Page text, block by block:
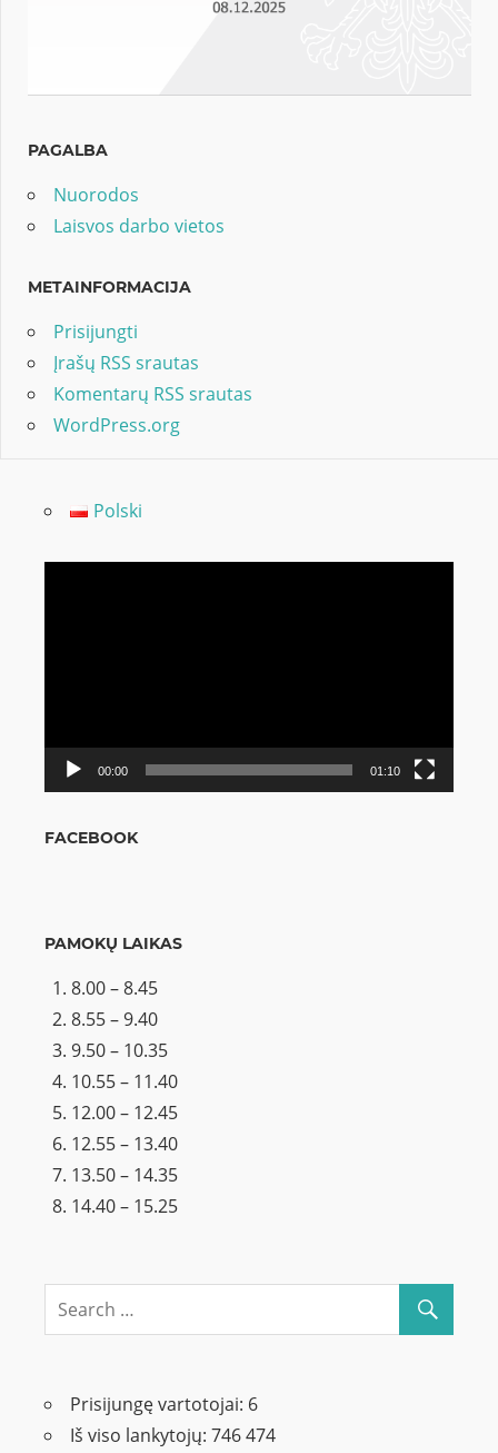
PAGALBA
Nuorodos
Laisvos darbo vietos
METAINFORMACIJA
Prisijungti
Įrašų RSS srautas
Komentarų RSS srautas
WordPress.org
Polski
00:00 01:10
FACEBOOK
PAMOKŲ LAIKAS
8.00 – 8.45
8.55 – 9.40
9.50 – 10.35
10.55 – 11.40
12.00 – 12.45
12.55 – 13.40
13.50 – 14.35
14.40 – 15.25
Prisijungę vartotojai: 6
Iš viso lankytojų: 746 474